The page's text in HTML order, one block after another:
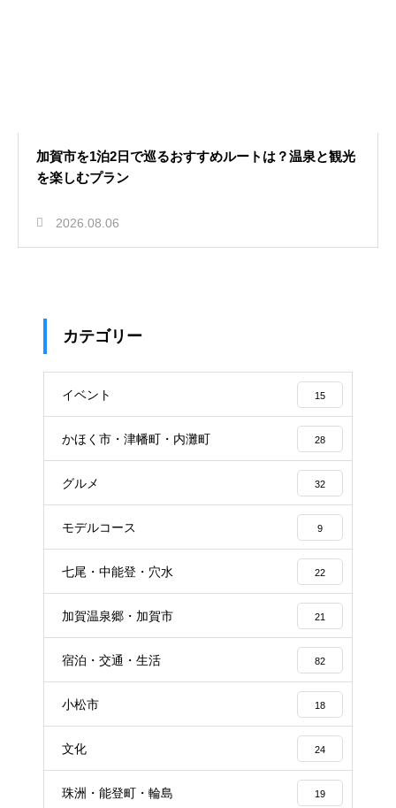
加賀市を1泊2日で巡るおすすめルートは？温泉と観光
を楽しむプラン
2026.08.06
カテゴリー
イベント 15
かほく市・津幡町・内灘町 28
グルメ 32
モデルコース 9
七尾・中能登・穴水 22
加賀温泉郷・加賀市 21
宿泊・交通・生活 82
小松市 18
文化 24
珠洲・能登町・輪島 19